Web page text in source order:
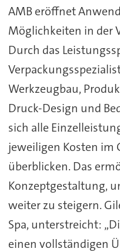
AMB eröffnet
Möglichkeiten in der
Durch das
Werkzeugbau,
Druck-Design und
sich alle
jeweiligen Kosten im
überblicken. Das
Konzeptgestaltung,
weiter zu steigern.
Spa, unterstreicht:
einen vollständigen